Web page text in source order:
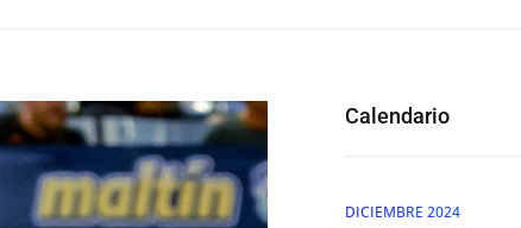
Calendario
DICIEMBRE 2024